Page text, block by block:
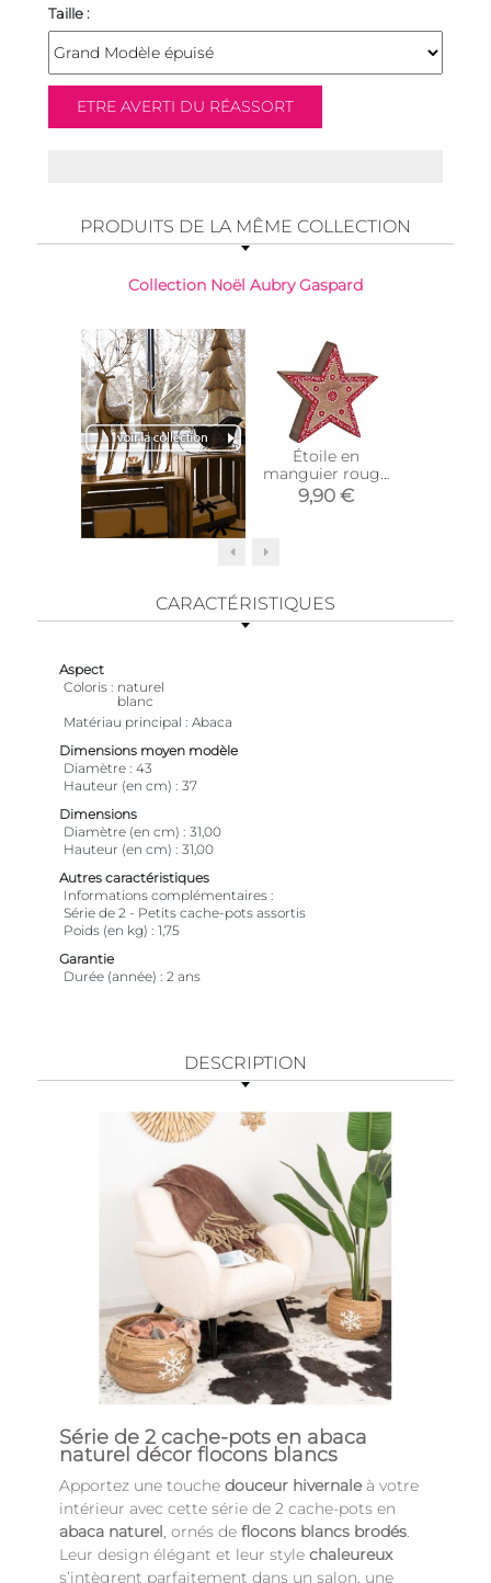
Taille :
PRODUITS DE LA MÊME COLLECTION
Collection Noël Aubry Gaspard
Étoile en
manguier rouge
et blanche
9,90 €
CARACTÉRISTIQUES
Aspect
Coloris
naturel
blanc
Matériau principal
Abaca
Dimensions moyen modèle
Diamètre 43
Hauteur (en cm)
37
Dimensions
Diamètre (en cm)
31,00
Hauteur (en cm)
31,00
Autres caractéristiques
Informations complémentaires
Série de 2 - Petits cache-pots assortis
Poids (en kg)
1,75
Garantie
Durée (année)
2 ans
DESCRIPTION
Série de 2 cache-pots en abaca
naturel décor flocons blancs
Apportez une touche douceur hivernaleà votre
intérieur avec cette série de 2 cache-pots en
abaca naturel, ornés de flocons blancs brodés.
Leur design élégant et leur style chaleureux
s’intègrent parfaitement dans un salon, une